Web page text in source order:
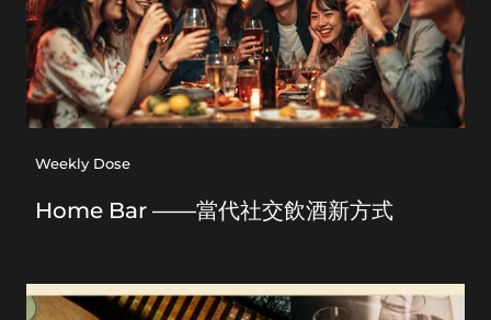
Weekly Dose
Home Bar ——當代社交飲酒新方式